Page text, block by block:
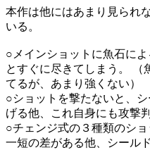
本作は他にはあまり見られ
いる。
○メインショットに魚石に
とすぐに尽きてしまう。 （
てるが、あまり強くない）
○ショットを撃たないと、
げる他、これ自身にも攻撃
○チェンジ式の３種類のシ
一短の差がある他、シール